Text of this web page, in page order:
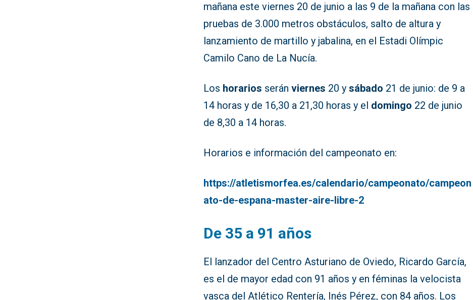
mañana este viernes 20 de junio a las 9 de la mañana con las
pruebas de 3.000 metros obstáculos, salto de altura y
lanzamiento de martillo y jabalina, en el Estadi Olímpic
Camilo Cano de La Nucía.
Los horarios seránviernes 20 ysábado 21 de junio: de 9 a
14 horas y de 16,30 a 21,30 horas y el domingo 22 de junio
de 8,30 a 14 horas.
Horarios e información del campeonato en:
https://atletismorfea.es/calendario/campeonato/campeon
ato-de-espana-master-aire-libre-2
De 35 a 91 años
El lanzador del Centro Asturiano de Oviedo, Ricardo García,
es el de mayor edad con 91 años y en féminas la velocista
vasca del Atlético Rentería, Inés Pérez, con 84 años. Los